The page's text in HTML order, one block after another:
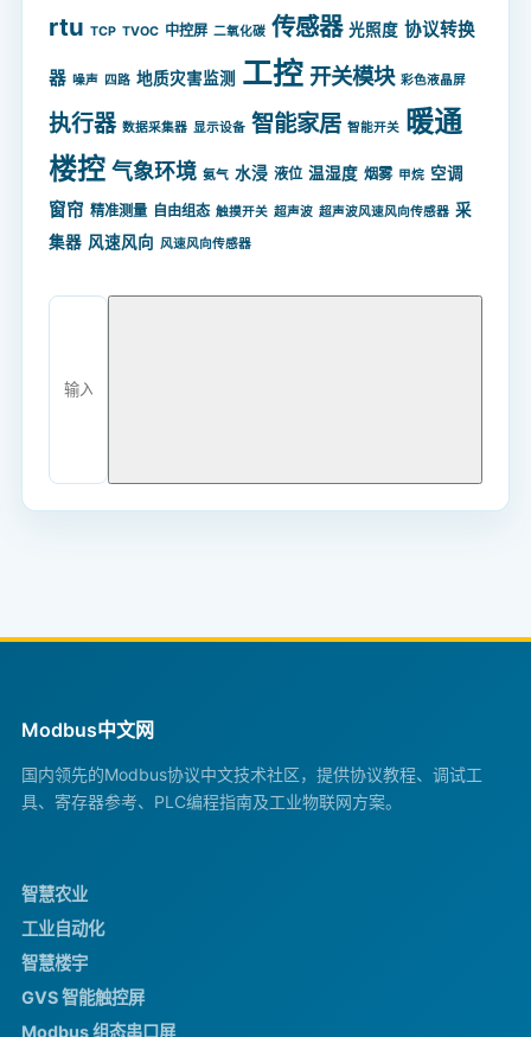
rtu TCP TVOC 中控屏 二氧化碳 传感器 光照度 协议转换
器 噪声 四路 地质灾害监测 工控 开关模块 彩色液晶屏
执行器 数据采集器 显示设备 智能家居 智能开关 暖通
楼控 气象环境 氨气 水浸 液位 温湿度 烟雾 甲烷 空调
窗帘 精准测量 自由组态 触摸开关 超声波 超声波风速风向传感器 采
集器 风速风向 风速风向传感器
Modbus中文网
国内领先的Modbus协议中文技术社区，提供协议教程、调试工
具、寄存器参考、PLC编程指南及工业物联网方案。
智慧农业
工业自动化
智慧楼宇
GVS 智能触控屏
Modbus 组态串口屏